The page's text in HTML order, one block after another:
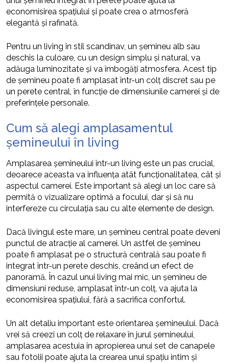
economisirea spațiului și poate crea o atmosferă
elegantă și rafinată.
Pentru un living în stil scandinav, un șemineu alb sau
deschis la culoare, cu un design simplu și natural, va
adăuga luminozitate și va îmbogăți atmosfera. Acest tip
de șemineu poate fi amplasat într-un colț discret sau pe
un perete central, în funcție de dimensiunile camerei și de
preferințele personale.
Cum să alegi amplasamentul
șemineului în living
Amplasarea șemineului într-un living este un pas crucial,
deoarece aceasta va influența atât funcționalitatea, cât și
aspectul camerei. Este important să alegi un loc care să
permită o vizualizare optimă a focului, dar și să nu
interfereze cu circulația sau cu alte elemente de design.
Dacă livingul este mare, un șemineu central poate deveni
punctul de atracție al camerei. Un astfel de șemineu
poate fi amplasat pe o structură centrală sau poate fi
integrat într-un perete deschis, creând un efect de
panoramă. În cazul unui living mai mic, un șemineu de
dimensiuni reduse, amplasat într-un colț, va ajuta la
economisirea spațiului, fără a sacrifica confortul.
Un alt detaliu important este orientarea șemineului. Dacă
vrei să creezi un colț de relaxare în jurul șemineului,
amplasarea acestuia în apropierea unui set de canapele
sau fotolii poate ajuta la crearea unui spațiu intim și